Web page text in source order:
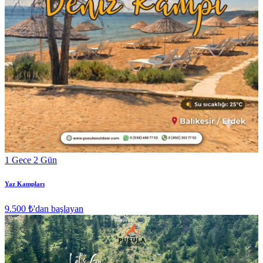
1 Gece 2 Gün
Yaz Kampları
9.500 ₺'dan başlayan